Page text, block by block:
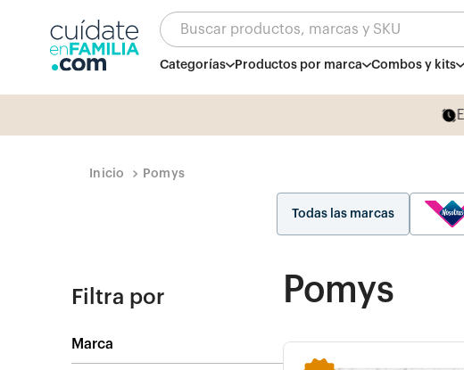
Buscar productos, marcas y SKU
Categorías Productos por marca Combos y kits
Pomys
Todas las marcas
Filtra por
Marca
Pomys